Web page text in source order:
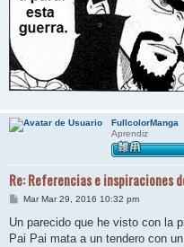
FullcolorManga
Aprendiz
Re: Referencias e inspiraciones
M
n
a
Mar Mar 29, 2016 10:32 pm
Un parecido que he visto con la
Pai Pai mata a un tendero con un